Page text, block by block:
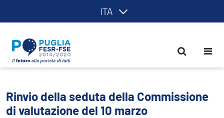
ITA
Rinvio della seduta della
Rinvio della seduta della Commissione
di valutazione del 10 marzo